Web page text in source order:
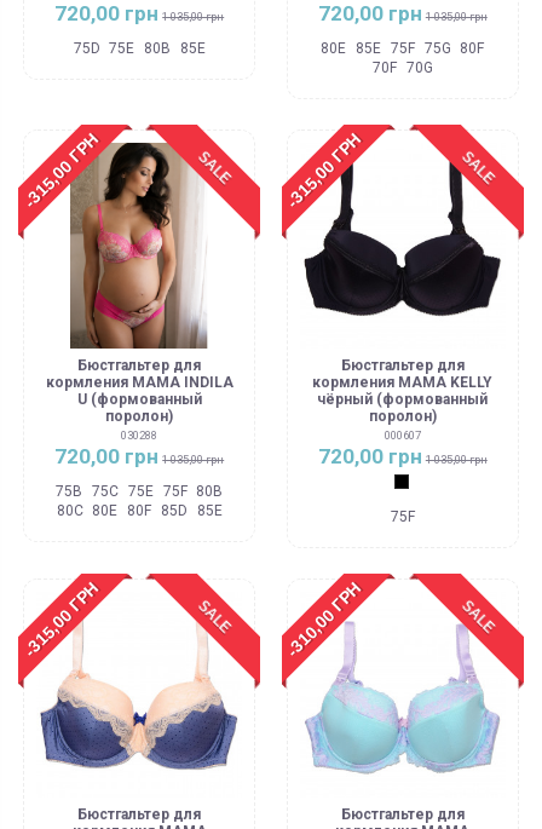
720,00 грн 1 035,00 грн
75D 75E 80B 85E
720,00 грн 1 035,00 грн
80E 85E 75F 75G
80F
70F 70G
SALE
-315,00 ГРН
Бюстгальтер для
кормления MAMA INDILA
U (формованный
поролон)
030288
720,00 грн 1 035,00 грн
75B 75C 75E 75F
80B
80C 80E 80F 85D 85E
SALE
-315,00 ГРН
Бюстгальтер для
кормления MAMA KELLY
чёрный (формованный
поролон)
000607
720,00 грн 1 035,00 грн
Черный
75F
SALE
-315,00 ГРН
Бюстгальтер для
SALE
-310,00 ГРН
Бюстгальтер для